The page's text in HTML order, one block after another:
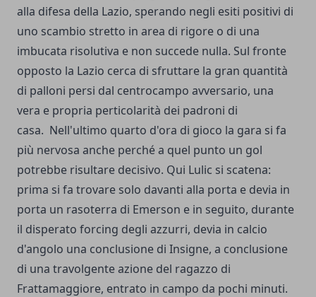
alla difesa della Lazio, sperando negli esiti positivi di
uno scambio stretto in area di rigore o di una
imbucata risolutiva e non succede nulla. Sul fronte
opposto la Lazio cerca di sfruttare la gran quantità
di palloni persi dal centrocampo avversario, una
vera e propria perticolarità dei padroni di
casa. Nell'ultimo quarto d'ora di gioco la gara si fa
più nervosa anche perché a quel punto un gol
potrebbe risultare decisivo. Qui Lulic si scatena:
prima si fa trovare solo davanti alla porta e devia in
porta un rasoterra di Emerson e in seguito, durante
il disperato forcing degli azzurri, devia in calcio
d'angolo una conclusione di Insigne, a conclusione
di una travolgente azione del ragazzo di
Frattamaggiore, entrato in campo da pochi minuti.